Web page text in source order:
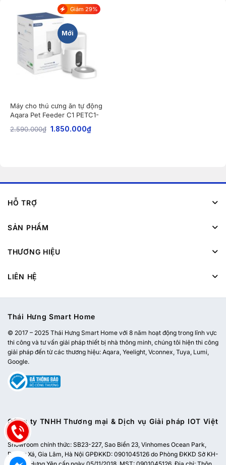
Giảm 29%
Mới
Máy cho thú cưng ăn tự động
Aqara Pet Feeder C1 PETC1-
2.590.000₫ 1.850.000₫
HỖ TRỢ
SẢN PHẨM
THƯƠNG HIỆU
LIÊN HỆ
Thái Hưng Smart Home
© 2017 – 2025 Thái Hưng Smart Home với 8 năm hoạt động trong lĩnh vực
thi công và tư vấn giải pháp thiết bị nhà thông minh, chúng tôi hiện thi công
giải pháp đến từ các thương hiệu: Aqara, Yeelight, Vconnex, Tuya, Lumi,
Google.
Công ty TNHH Thương mại & Dịch vụ Giải pháp IOT Việt
Nam
Showroom chính thức: SB23-227, Sao Biển 23, Vinhomes Ocean Park,
Dương Xá, Gia Lâm, Hà Nội GPĐKKD: 0901045126 do Phòng ĐKKD Sở KH-